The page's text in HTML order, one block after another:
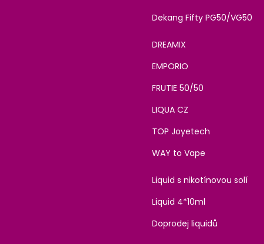
Dekang Fifty PG50/VG50
DREAMIX
EMPORIO
FRUTIE 50/50
LIQUA CZ
TOP Joyetech
WAY to Vape
Liquid s nikotínovou solí
Liquid 4*10ml
Doprodej liquidů